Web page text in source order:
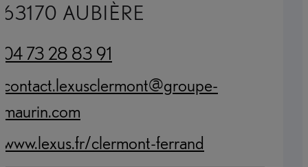
63170 AUBIÈRE
04 73 28 83 91
(Opens in new tab)
contact.lexusclermont@groupe-
maurin.com
www.lexus.fr/clermont-ferrand
(Opens in new tab)